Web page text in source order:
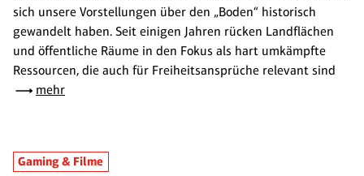
sich unsere Vorstellungen über den „Boden“ historisch
gewandelt haben. Seit einigen Jahren rücken Landflächen
und öffentliche Räume in den Fokus als hart umkämpfte
Ressourcen, die auch für Freiheitsansprüche relevant sind
mehr
Gaming & Filme